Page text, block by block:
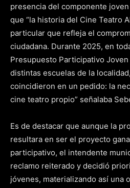
presencia del componente
que “la historia del Cine Teatro
particular que refleja el
ciudadana. Durante 2025, en
Presupuesto Participativo
distintas escuelas de la
coincidieron en un pedido: la
cine teatro propio” señalaba
Es de destacar que aunque la
resultara en ser el proyecto
participativo, el intendente
reclamo reiterado y decidió
jóvenes, materializando así una